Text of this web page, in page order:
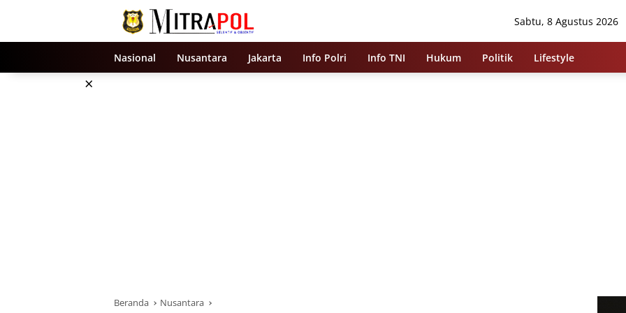
Sabtu, 8 Agustus 2026
Nasional Nusantara Jakarta Info Polri Info TNI Hukum Politik Lifestyle
×
Beranda Nusantara